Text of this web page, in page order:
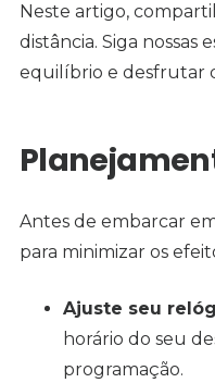
Neste artigo,
distância. Siga
equilíbrio e desfrutar
Antes de embarcar
para minimizar os
Ajuste seu
horário do seu
programação.